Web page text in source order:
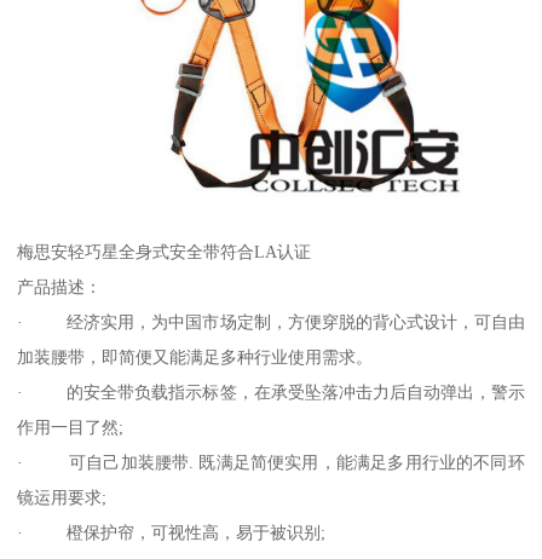
梅思安轻巧星全身式安全带符合LA认证
产品描述：
· 经济实用，为中国市场定制，方便穿脱的背心式设计，可自由
加装腰带，即简便又能满足多种行业使用需求。
· 的安全带负载指示标签，在承受坠落冲击力后自动弹出，警示
作用一目了然;
· 可自己加装腰带. 既满足简便实用，能满足多用行业的不同环
镜运用要求;
· 橙保护帘，可视性高，易于被识别;